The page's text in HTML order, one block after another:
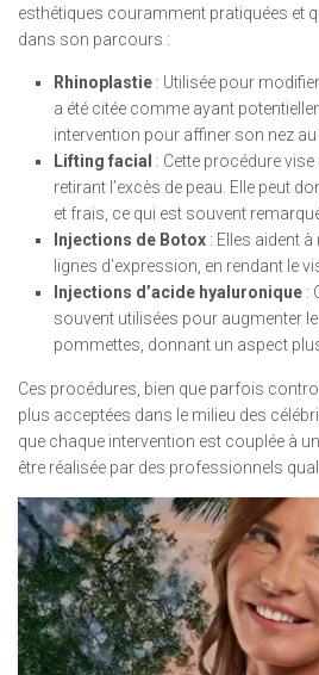
esthétiques couramment pratiquées et
dans son parcours :
Rhinoplastie : Utilisée pour
a été citée comme ayant
intervention pour affiner son nez au
Lifting facial : Cette procédure
retirant l’excès de peau. Elle peut
et frais, ce qui est souvent
Injections de Botox : Elles aident
lignes d’expression, en rendant le
Injections d’acide hyaluronique :
souvent utilisées pour augmenter
pommettes, donnant un aspect
Ces procédures, bien que parfois
plus acceptées dans le milieu des
que chaque intervention est couplée à
être réalisée par des professionnels